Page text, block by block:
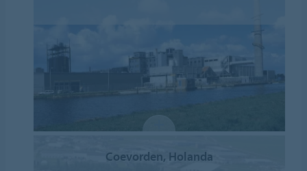
Coevorden, Holanda